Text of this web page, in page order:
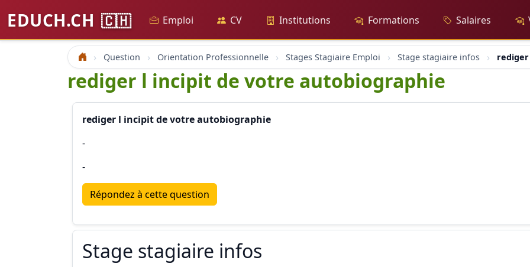
EDUCH.CH 🇨🇭 Emploi CV Institutions Formations Salaires
Accueil Question Orientation Professionnelle Stages Stagiaire Emploi Stage stagiaire infos rediger
rediger l incipit de votre autobiographie
rediger l incipit de votre autobiographie
-
-
Répondez à cette question
Stage stagiaire infos